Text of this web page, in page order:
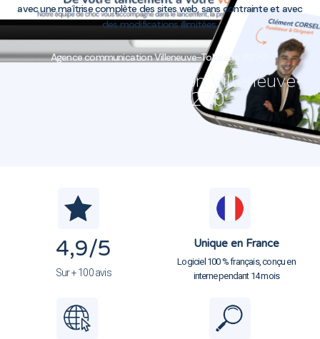
avec une maîtrise complète des sites web, sans contrainte et avec
des modifications illimitées.
Agence communication Villeneuve-Tolosane 31270
Agence communication Villeneuve-
Tolosane 31270
4,9/5
Sur + 100 avis
Unique en France
Logiciel 100 % français, conçu en
interne pendant 14 mois